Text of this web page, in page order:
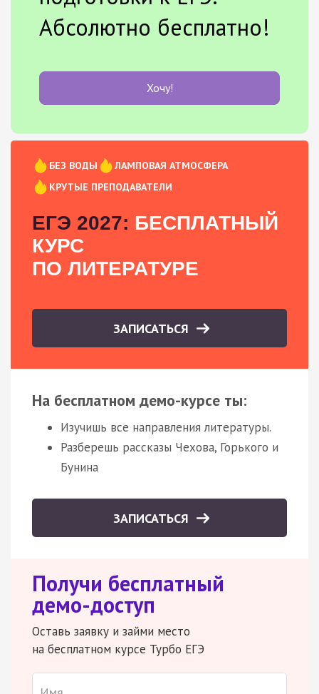
Абсолютно бесплатно!
Хочу!
БЕЗ ВОДЫ
ЛАМПОВАЯ АТМОСФЕРА
КРУТЫЕ ПРЕПОДАВАТЕЛИ
ЕГЭ 2027: БЕСПЛАТНЫЙ
КУРС
ПО ЛИТЕРАТУРЕ
ЗАПИСАТЬСЯ
На бесплатном демо-курсе ты:
Изучишь все направления литературы.
Разберешь рассказы Чехова, Горького и
Бунина
ЗАПИСАТЬСЯ
Получи бесплатный
демо-доступ
Оставь заявку и займи место
на бесплатном курсе Турбо ЕГЭ